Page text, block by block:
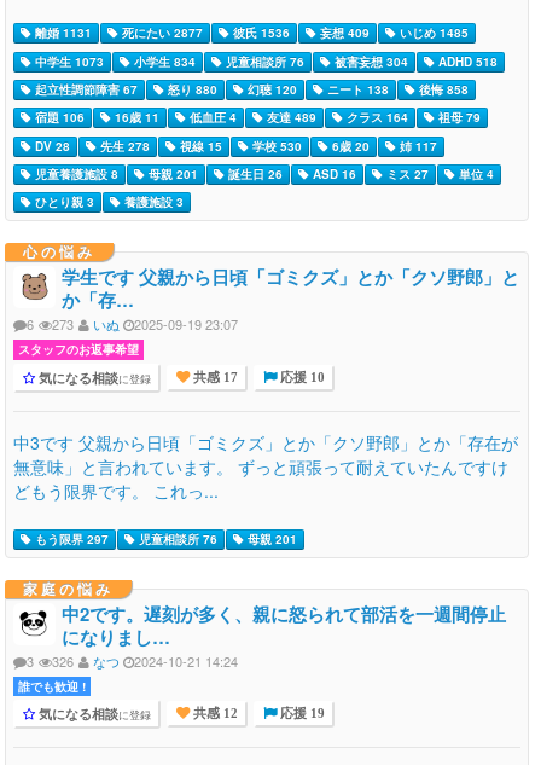
離婚 1131 死にたい 2877 彼氏 1536 妄想 409
いじめ 1485
中学生 1073
小学生 834 児童相談所 76 被害妄想 304
ADHD 518
起立性調節障害 67
怒り 880 幻聴 120 ニート 138
後悔 858
宿題 106
16歳 11 低血圧 4 友達 489 クラス 164
祖母 79
DV 28
先生 278 視線 15 学校 530 6歳 20
姉 117
児童養護施設 8
母親 201 誕生日 26 ASD 16 ミス 27
単位 4
ひとり親 3
養護施設 3
心の悩み
学生です 父親から日頃「ゴミクズ」とか「クソ野郎」と
か「存…
6 273 いぬ 2025-09-19 23:07
スタッフのお返事希望
気になる相談に登録 共感 17 応援 10
中3です 父親から日頃「ゴミクズ」とか「クソ野郎」とか「存在が
無意味」と言われています。 ずっと頑張って耐えていたんですけ
どもう限界です。 これっ...
もう限界 297 児童相談所 76 母親 201
家庭の悩み
中2です。遅刻が多く、親に怒られて部活を一週間停止
になりまし…
3 326 なつ 2024-10-21 14:24
誰でも歓迎 !
気になる相談に登録 共感 12 応援 19